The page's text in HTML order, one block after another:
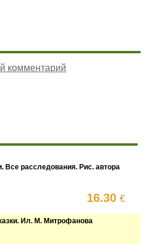
комментарий
Все расследования. Рис. автора
16.30€
Ил. М. Митрофанова